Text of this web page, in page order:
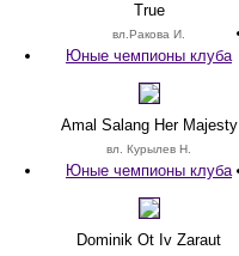
True
вл.Ракова И.
Юные чемпионы клуба
Amal Salang Her Majesty
вл. Курылев Н.
Юные чемпионы клуба
Dominik Ot Iv Zaraut